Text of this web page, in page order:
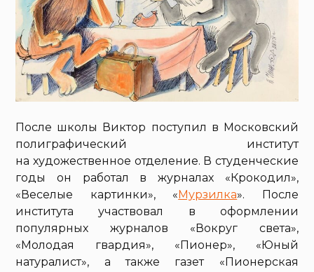
После школы Виктор поступил в Московский
полиграфический институт
на художественное отделение. В студенческие
годы он работал в журналах «Крокодил»,
«Веселые картинки», «Мурзилка». После
института участвовал в оформлении
популярных журналов «Вокруг света»,
«Молодая гвардия», «Пионер», «Юный
натуралист», а также газет «Пионерская